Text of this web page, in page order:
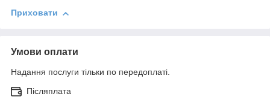
Приховати
Умови оплати
Надання послуги тільки по передоплаті.
Післяплата